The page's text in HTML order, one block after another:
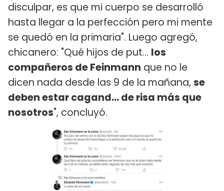
disculpar, es que mi cuerpo se desarrolló
hasta llegar a la perfección pero mi mente
se quedó en la primaria". Luego agregó,
chicanero: "Qué hijos de put... los
compañeros de Feinmann que no le
dicen nada desde las 9 de la mañana, se
deben estar cagand... de risa más que
nosotros", concluyó.